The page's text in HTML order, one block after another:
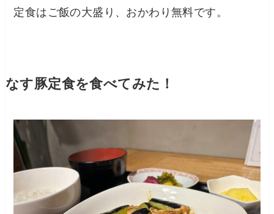
定食はご飯の大盛り、おかわり無料です。
なす豚定食を食べてみた！